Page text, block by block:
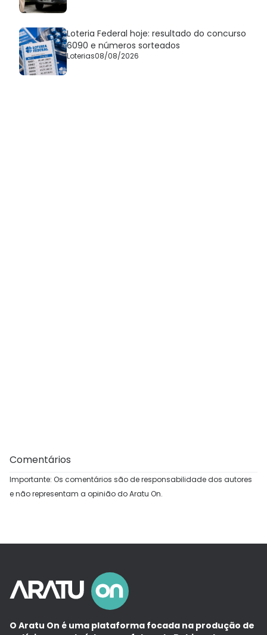
Loteria Federal hoje: resultado do concurso
6090 e números sorteados
Loterias08/08/2026
Comentários
Importante: Os comentários são de responsabilidade dos autores
e não representam a opinião do Aratu On.
O Aratu On é uma plataforma focada na produção de